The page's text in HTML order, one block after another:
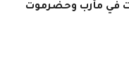
في مأرب وحضرموت